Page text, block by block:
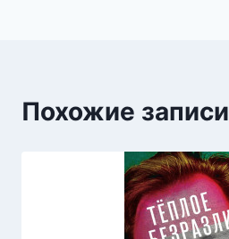
Похожие записи